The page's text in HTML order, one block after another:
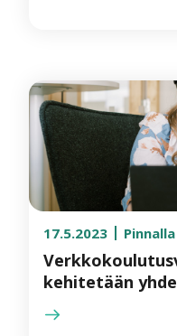
17.5.2023
kehitetään